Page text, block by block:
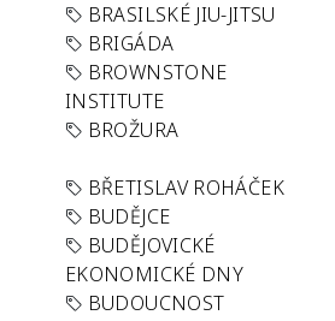
BRASILSKÉ JIU-JITSU
BRIGÁDA
BROWNSTONE
INSTITUTE
BROŽURA
BŘETISLAV ROHÁČEK
BUDĚJCE
BUDĚJOVICKÉ
EKONOMICKÉ DNY
BUDOUCNOST